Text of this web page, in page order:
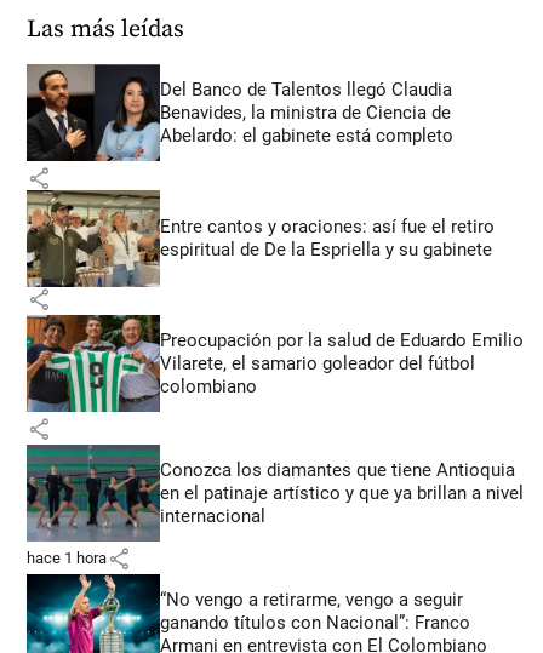
Las más leídas
Del Banco de Talentos llegó Claudia
Benavides, la ministra de Ciencia de
Abelardo: el gabinete está completo
share
Entre cantos y oraciones: así fue el retiro
espiritual de De la Espriella y su gabinete
share
Preocupación por la salud de Eduardo Emilio
Vilarete, el samario goleador del fútbol
colombiano
share
Conozca los diamantes que tiene Antioquia
en el patinaje artístico y que ya brillan a nivel
internacional
hace 1 hora share
“No vengo a retirarme, vengo a seguir
ganando títulos con Nacional”: Franco
Armani en entrevista con El Colombiano